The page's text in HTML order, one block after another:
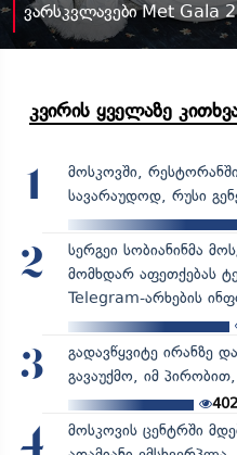
ვარსკვლავები Met Gala
კვირის ყველაზე
1
მოსკოვში,
სავარაუდოდ, რუსი
2
სერგეი სობიანინმა
მომხდარ აფეთქებას
Telegram-არხების
3
გადავწყვიტე ირანზე
გავაუქმო, იმ
მოსკოვის ცენტრში